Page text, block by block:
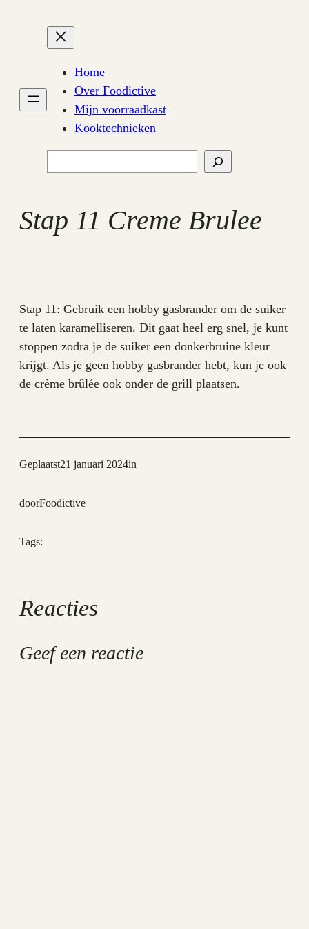
Home
Over Foodictive
Mijn voorraadkast
Kooktechnieken
Stap 11 Creme Brulee
Stap 11: Gebruik een hobby gasbrander om de suiker
te laten karamelliseren. Dit gaat heel erg snel, je kunt
stoppen zodra je de suiker een donkerbruine kleur
krijgt. Als je geen hobby gasbrander hebt, kun je ook
de crème brûlée ook onder de grill plaatsen.
Geplaatst21 januari 2024in
doorFoodictive
Tags:
Reacties
Geef een reactie